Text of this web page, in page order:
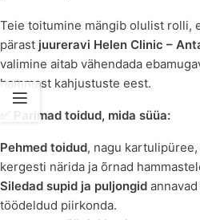
Teie toitumine mängib olulist rolli,
pärast juureravi Helen Clinic –
valimine aitab vähendada
hammast kahjustuste eest.
✅ Parimad toidud, mida süüa:
Pehmed toidud, nagu
kergesti närida ja õrnad
Siledad supid ja puljongid
töödeldud piirkonda.